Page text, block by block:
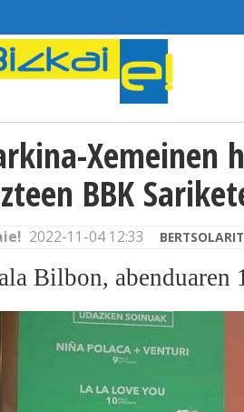
Xemeinen
BBK
2022-11-04 12:33
Bilbon, abenduaren